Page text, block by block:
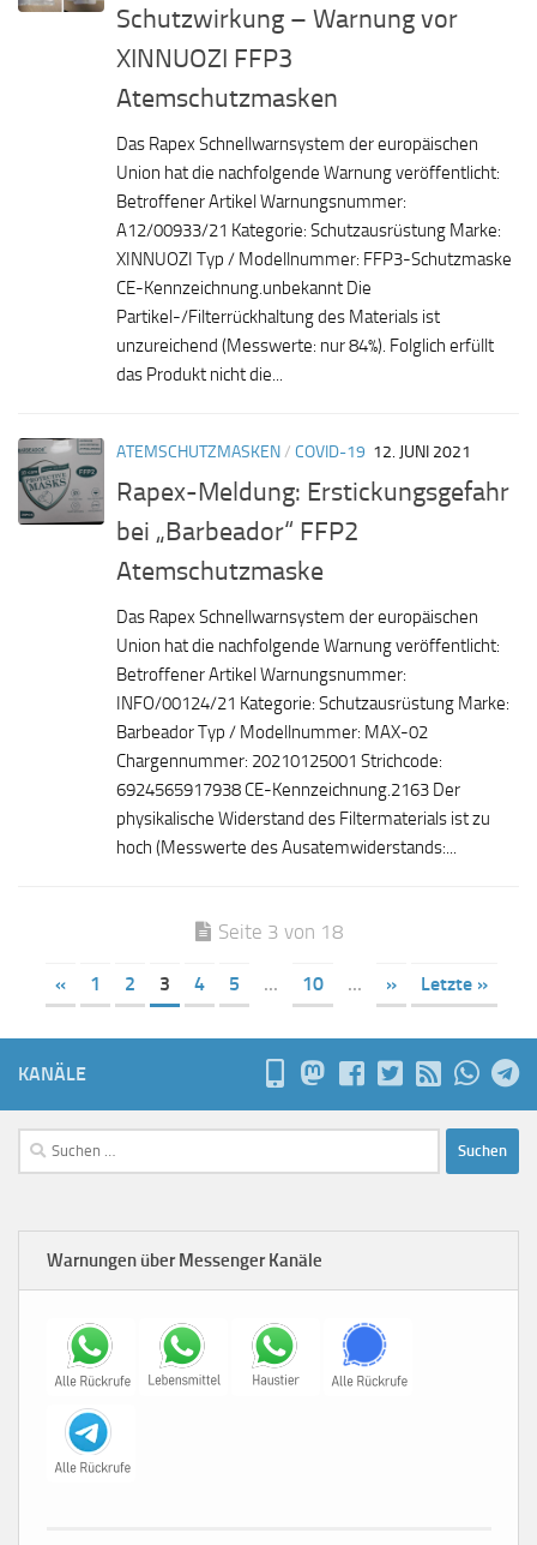
Schutzwirkung – Warnung vor
XINNUOZI FFP3
Atemschutzmasken
Das Rapex Schnellwarnsystem der europäischen
Union hat die nachfolgende Warnung veröffentlicht:
Betroffener Artikel Warnungsnummer:
A12/00933/21 Kategorie: Schutzausrüstung Marke:
XINNUOZI Typ / Modellnummer: FFP3-Schutzmaske
CE-Kennzeichnung.unbekannt Die
Partikel-/Filterrückhaltung des Materials ist
unzureichend (Messwerte: nur 84%). Folglich erfüllt
das Produkt nicht die...
ATEMSCHUTZMASKEN/ COVID-19 12. JUNI 2021
Rapex-Meldung: Erstickungsgefahr
bei „Barbeador“ FFP2
Atemschutzmaske
Das Rapex Schnellwarnsystem der europäischen
Union hat die nachfolgende Warnung veröffentlicht:
Betroffener Artikel Warnungsnummer:
INFO/00124/21 Kategorie: Schutzausrüstung Marke:
Barbeador Typ / Modellnummer: MAX-02
Chargennummer: 20210125001 Strichcode:
6924565917938 CE-Kennzeichnung.2163 Der
physikalische Widerstand des Filtermaterials ist zu
hoch (Messwerte des Ausatemwiderstands:...
Seite 3 von 18
« 1 2 3 4 5 ... 10 ... » Letzte »
KANÄLE
Suchen
nach:
Warnungen über Messenger Kanäle